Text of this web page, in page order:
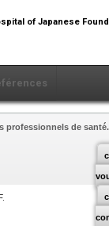
of Japanese
professionnels de santé.